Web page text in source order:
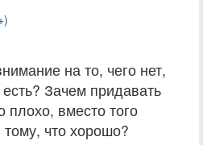
на то, чего нет,
Зачем придавать
плохо, вместо того
что хорошо?